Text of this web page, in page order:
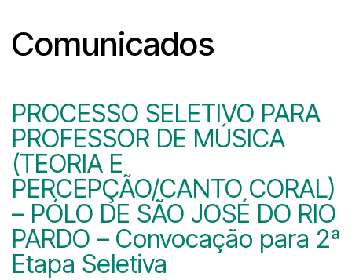
Comunicados
PROCESSO SELETIVO PARA
PROFESSOR DE MÚSICA
(TEORIA E
PERCEPÇÃO/CANTO CORAL)
– PÓLO DE SÃO JOSÉ DO RIO
PARDO – Convocação para 2ª
Etapa Seletiva